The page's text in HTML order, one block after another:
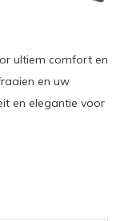
ultiem comfort en
en uw
en elegantie voor